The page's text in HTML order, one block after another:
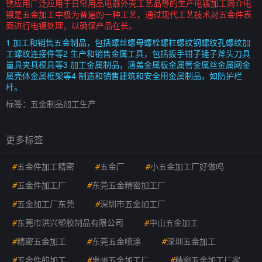
锈应用广泛应用于日常用品电器外壳工艺品等的生产电镀加工简介电
镀是五金加工中极为普遍的一种工艺，通过现代工艺技术对五金件表
面进行电镀处理，以确保产品在长。
1 加工和销售五金制品，包括螺丝螺母螺栓螺柱螺纹钢螺纹孔螺纹加
工螺纹连接件等2 生产和销售金属工具，包括扳手钳子锤子斧头刀具
量具夹具模具等3 加工金属制品，涵盖金属板金属管金属丝金属网金
属壳体金属框架等4 制造和销售建筑和安全用金属制品，如防护栏
杆。
标签： 五金制品加工生产
更多标签
#五金件加工精密 #五金厂 #小五金加工厂好做吗
#五金件加工厂 #东莞五金精密加工厂
#五金加工厂东莞 #深圳市五金加工厂
#东莞市洪兴塑胶制品有限公司 #中山五金加工
#精密五金加工 #东莞五金喷涂 #深圳五金加工
#五金件的加工 #惠州五金加工厂 #精密五金加工厂家